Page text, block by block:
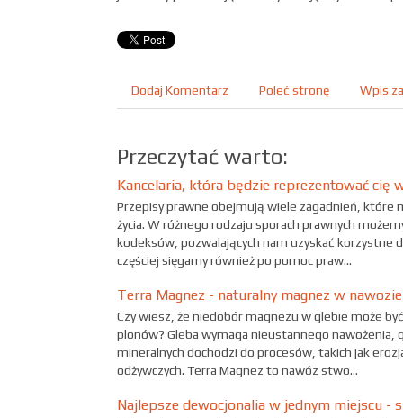
Dodaj Komentarz Poleć stronę Wpis
Przeczytać warto:
Kancelaria, która będzie reprezentować cię
Przepisy prawne obejmują wiele zagadnień, które
życia. W różnego rodzaju sporach prawnych
kodeksów, pozwalających nam uzyskać korzystne
częściej sięgamy również po pomoc praw...
Terra Magnez - naturalny magnez w nawozie
Czy wiesz, że niedobór magnezu w glebie może
plonów? Gleba wymaga nieustannego nawożenia,
mineralnych dochodzi do procesów, takich jak
odżywczych. Terra Magnez to nawóz stwo...
Najlepsze dewocjonalia w jednym miejscu -